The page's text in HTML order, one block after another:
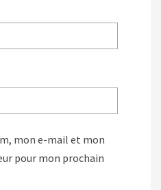
mon e-mail et mon
pour mon prochain